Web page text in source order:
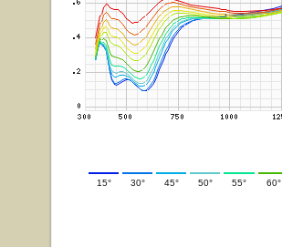
15° 30° 45° 50° 55° 60°